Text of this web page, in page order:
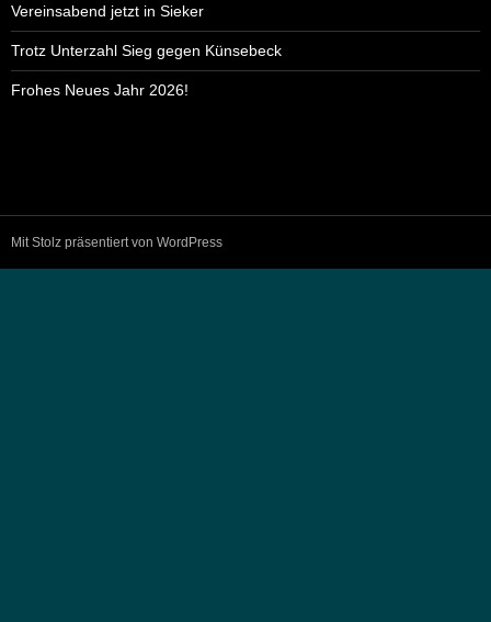
Vereinsabend jetzt in Sieker
Trotz Unterzahl Sieg gegen Künsebeck
Frohes Neues Jahr 2026!
Mit Stolz präsentiert von WordPress